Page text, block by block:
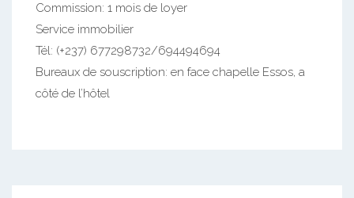
Commission: 1 mois de loyer
Service immobilier
Tél: (+237) 677298732/694494694
Bureaux de souscription: en face chapelle Essos, a
côté de l’hôtel